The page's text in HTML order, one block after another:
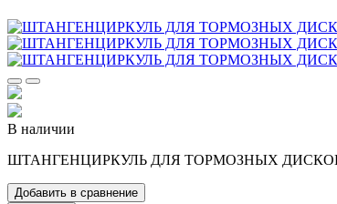
В наличии
ШТАНГЕНЦИРКУЛЬ ДЛЯ ТОРМОЗНЫХ ДИСКОВ
Добавить в сравнение